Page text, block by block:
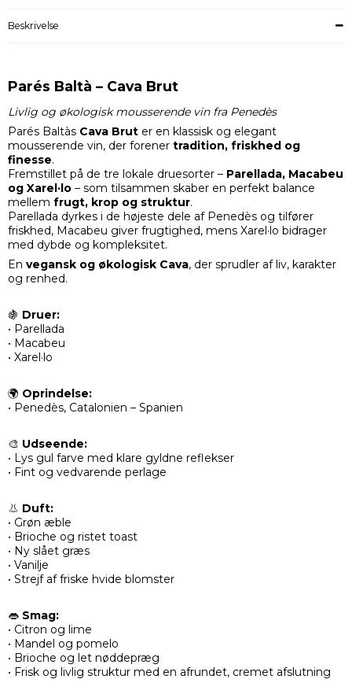
Beskrivelse
Parés Baltà – Cava Brut
Livlig og økologisk mousserende vin fra Penedès
Parés Baltàs Cava Brut er en klassisk og elegant
mousserende vin, der forener tradition, friskhed og
finesse.
Fremstillet på de tre lokale druesorter – Parellada, Macabeu
og Xarel·lo – som tilsammen skaber en perfekt balance
mellem frugt, krop og struktur.
Parellada dyrkes i de højeste dele af Penedès og tilfører
friskhed, Macabeu giver frugtighed, mens Xarel·lo bidrager
med dybde og kompleksitet.
En vegansk og økologisk Cava, der sprudler af liv, karakter
og renhed.
🍇 Druer:
• Parellada
• Macabeu
• Xarel·lo
🌍 Oprindelse:
• Penedès, Catalonien – Spanien
🎨 Udseende:
• Lys gul farve med klare gyldne reflekser
• Fint og vedvarende perlage
👃 Duft:
• Grøn æble
• Brioche og ristet toast
• Ny slået græs
• Vanilje
• Strejf af friske hvide blomster
👄 Smag:
• Citron og lime
• Mandel og pomelo
• Brioche og let nøddepræg
• Frisk og livlig struktur med en afrundet, cremet afslutning